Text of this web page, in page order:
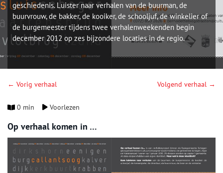
geschiedenis. Luister naar verhalen van de buurman, de
buurvrouw, de bakker, de kooiker, de schooljuf, de winkelier of
de burgemeester tijdens twee verhalenweekenden begin
december 2012 op zes bijzondere locaties in de regio.
← Vorig verhaal Volgend verhaal →
0 min Voorlezen
Op verhaal komen in …